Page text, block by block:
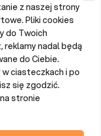
z naszej strony
Pliki cookies
do Twoich
reklamy nadal będą
do Ciebie.
ciasteczkach i po
się zgodzić.
stronie